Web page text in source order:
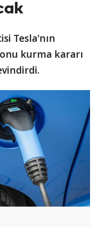
Tesla'nın
kurma kararı